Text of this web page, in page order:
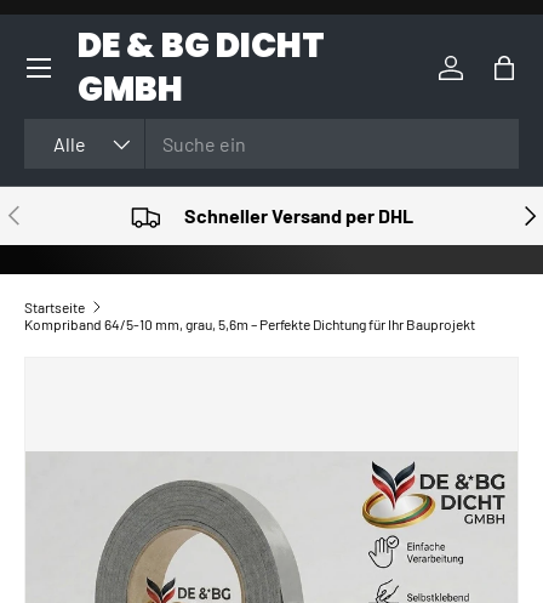
DIREKT ZUM INHALT
DE & BG DICHT
GMBH
Alle
Einloggen
VORHERIGE Schneller Versand per DHL
Startseite
Kompriband 64/5-10 mm, grau, 5,6m – Perfekte Dichtung für Ihr Bauprojekt